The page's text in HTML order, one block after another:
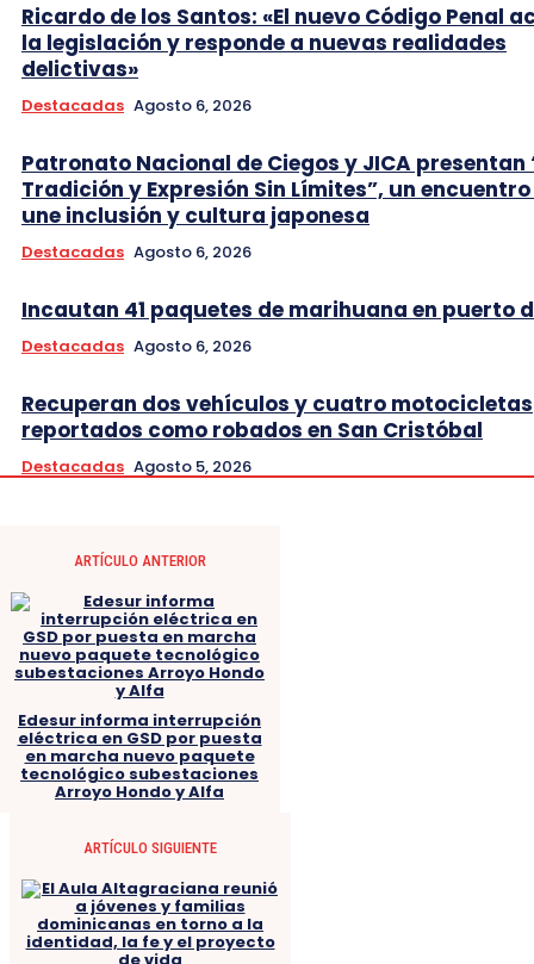
Ricardo de los Santos: «El nuevo Código Penal
la legislación y responde a nuevas realidades
delictivas»
Destacadas Agosto 6, 2026
Patronato Nacional de Ciegos y JICA presentan
Tradición y Expresión Sin Límites”, un
une inclusión y cultura japonesa
Destacadas Agosto 6, 2026
Incautan 41 paquetes de marihuana en puerto
Destacadas Agosto 6, 2026
Recuperan dos vehículos y cuatro motocicletas
reportados como robados en San Cristóbal
Destacadas Agosto 5, 2026
ARTÍCULO ANTERIOR
Edesur informa interrupción
eléctrica en GSD por puesta
en marcha nuevo paquete
tecnológico subestaciones
Arroyo Hondo y Alfa
ARTÍCULO SIGUIENTE